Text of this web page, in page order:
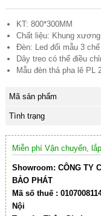
KT: 800*300MM
Chất liệu: Khung
Đèn: Led đổi mẫu 3
Dây treo có thể điều
Mẫu đèn thả pha lê PL
Mã sản phẩm
Tình trạng
Miễn phí Vận chuyển,
Showroom: CÔNG TY
BẢO PHÁT
Mã số thuế :
Nội